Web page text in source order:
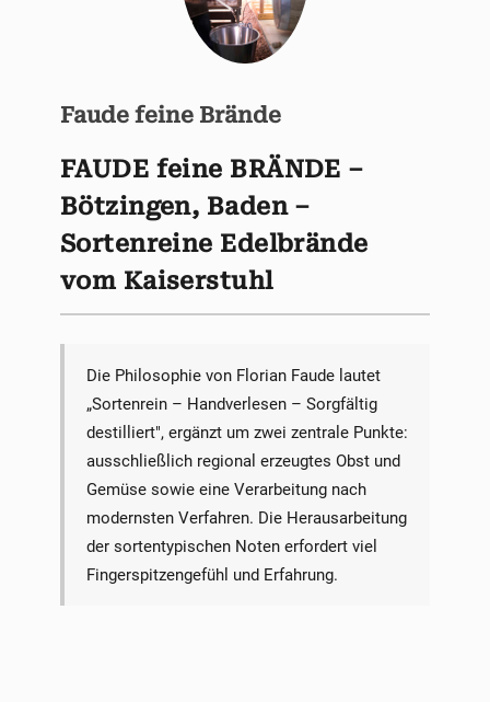
Faude feine Brände
FAUDE feine BRÄNDE –
Bötzingen, Baden –
Sortenreine Edelbrände
vom Kaiserstuhl
Die Philosophie von Florian Faude lautet
„Sortenrein – Handverlesen – Sorgfältig
destilliert", ergänzt um zwei zentrale Punkte:
ausschließlich regional erzeugtes Obst und
Gemüse sowie eine Verarbeitung nach
modernsten Verfahren. Die Herausarbeitung
der sortentypischen Noten erfordert viel
Fingerspitzengefühl und Erfahrung.